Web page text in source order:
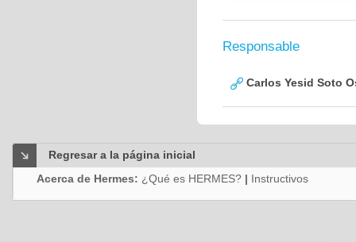
Responsable
Carlos Yesid Soto
Regresar a la página inicial
Acerca de Hermes: ¿Qué es HERMES? | Instructivos